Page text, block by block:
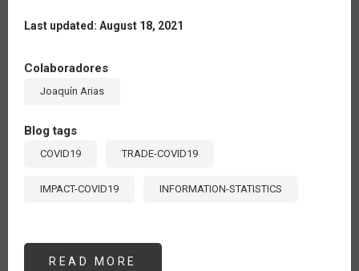
Last updated: August 18, 2021
Colaboradores
Joaquín Arias
Blog tags
COVID19 TRADE-COVID19
IMPACT-COVID19 INFORMATION-STATISTICS
READ MORE